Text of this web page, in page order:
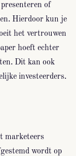
of
Hierdoor kun je
het vertrouwen
hoeft echter
Dit kan ook
investeerders.
marketeers
wordt op